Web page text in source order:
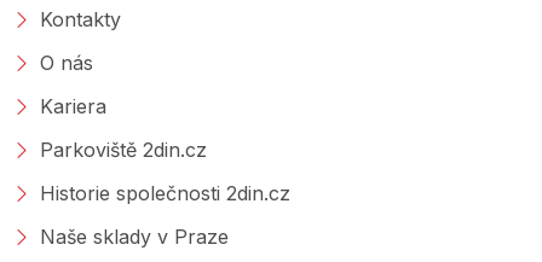
Kontakty
O nás
Kariera
Parkoviště 2din.cz
Historie společnosti 2din.cz
Naše sklady v Praze